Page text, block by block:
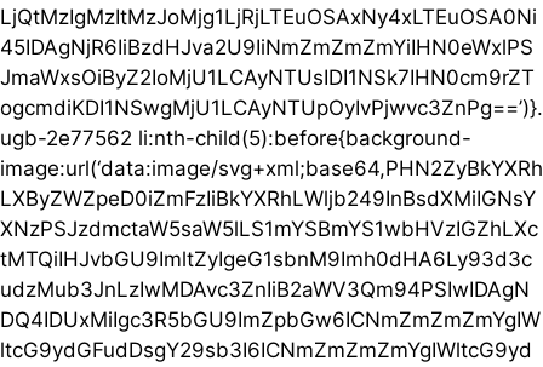
LjQtMzIgMzItMzJoMjg1LjRjLTEuOSAxNy4xLTEuOSA0Ni
45IDAgNjR6IiBzdHJva2U9IiNmZmZmZmYiIHN0eWxlPS
JmaWxsOiByZ2IoMjU1LCAyNTUsIDI1NSk7IHN0cm9rZT
ogcmdiKDI1NSwgMjU1LCAyNTUpOyIvPjwvc3ZnPg==’)}.
ugb-2e77562 li:nth-child(5):before{background-
image:url(‘data:image/svg+xml;base64,PHN2ZyBkYXRh
LXByZWZpeD0iZmFzIiBkYXRhLWljb249InBsdXMiIGNsY
XNzPSJzdmctaW5saW5lLS1mYSBmYS1wbHVzIGZhLXc
tMTQiIHJvbGU9ImltZyIgeG1sbnM9Imh0dHA6Ly93d3c
udzMub3JnLzIwMDAvc3ZnIiB2aWV3Qm94PSIwIDAgN
DQ4IDUxMiIgc3R5bGU9ImZpbGw6ICNmZmZmZmYgIW
ltcG9ydGFudDsgY29sb3I6ICNmZmZmZmYgIWltcG9yd